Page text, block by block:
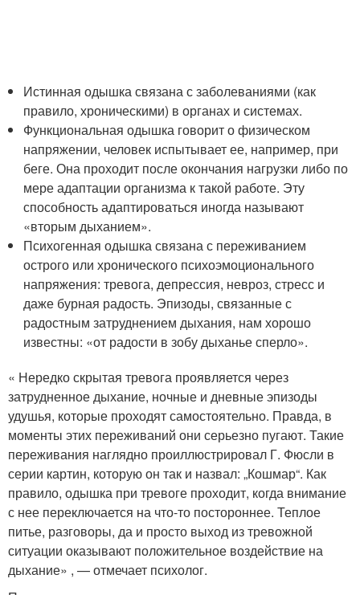
Истинная одышка связана с заболеваниями (как
правило, хроническими) в органах и системах.
Функциональная одышка говорит о физическом
напряжении, человек испытывает ее, например, при
беге. Она проходит после окончания нагрузки либо по
мере адаптации организма к такой работе. Эту
способность адаптироваться иногда называют
«вторым дыханием».
Психогенная одышка связана с переживанием
острого или хронического психоэмоционального
напряжения: тревога, депрессия, невроз, стресс и
даже бурная радость. Эпизоды, связанные с
радостным затруднением дыхания, нам хорошо
известны: «от радости в зобу дыханье сперло».
« Нередко скрытая тревога проявляется через
затрудненное дыхание, ночные и дневные эпизоды
удушья, которые проходят самостоятельно. Правда, в
моменты этих переживаний они серьезно пугают. Такие
переживания наглядно проиллюстрировал Г. Фюсли в
серии картин, которую он так и назвал: „Кошмар“. Как
правило, одышка при тревоге проходит, когда внимание
с нее переключается на что-то постороннее. Теплое
питье, разговоры, да и просто выход из тревожной
ситуации оказывают положительное воздействие на
дыхание» , — отмечает психолог.